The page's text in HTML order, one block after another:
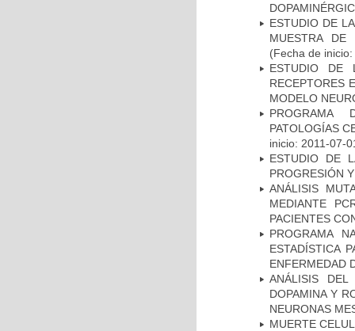
ESTUDIO DE
MUESTRA DE
(Fecha de
ESTUDIO DE
RECEPTORES
MODELO
PROGRAMA
PATOLOGÍAS
inicio: 2011-07-
ESTUDIO DE
PROGRESIÓN
ANÁLISIS
MEDIANTE
PACIENTES
PROGRAMA
ESTADÍSTICA
ENFERMEDAD
ANÁLISIS
DOPAMINA Y
NEURONAS
MUERTE